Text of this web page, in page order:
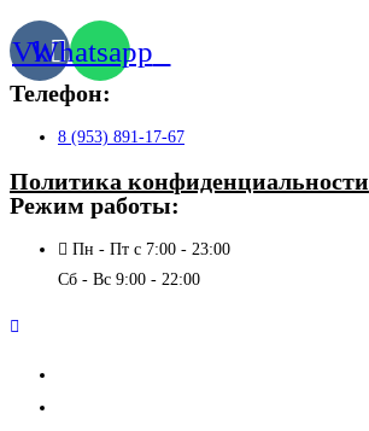
VkWhatsapp
Телефон:
8 (953) 891-17-67
Политика конфиденциальности
Режим работы:
Пн - Пт с 7:00 - 23:00
Сб - Вс 9:00 - 22:00